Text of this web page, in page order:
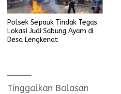
Polsek Sepauk Tindak Tegas
Lokasi Judi Sabung Ayam di
Desa Lengkenat
Tinggalkan Balasan